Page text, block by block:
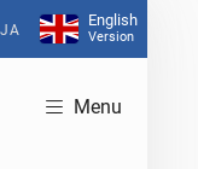
English
Version
Menu